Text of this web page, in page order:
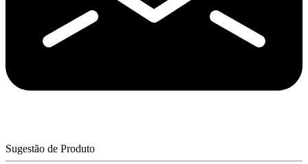
Sugestão de Produto